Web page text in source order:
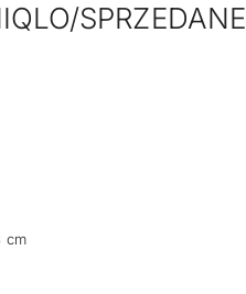
SPRZEDANE
cm